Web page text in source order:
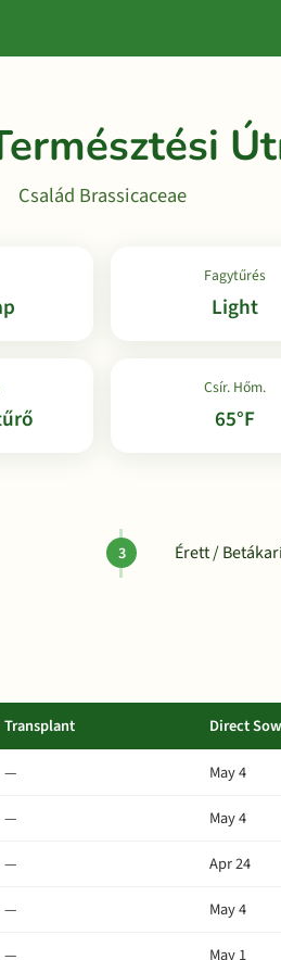
Család Brassicaceae
Fagytűrés
Light
Csír. Hőm.
65°F
Érett /
Transplant Direct Sow
— May 4
— May 4
— Apr 24
— May 4
— May 1